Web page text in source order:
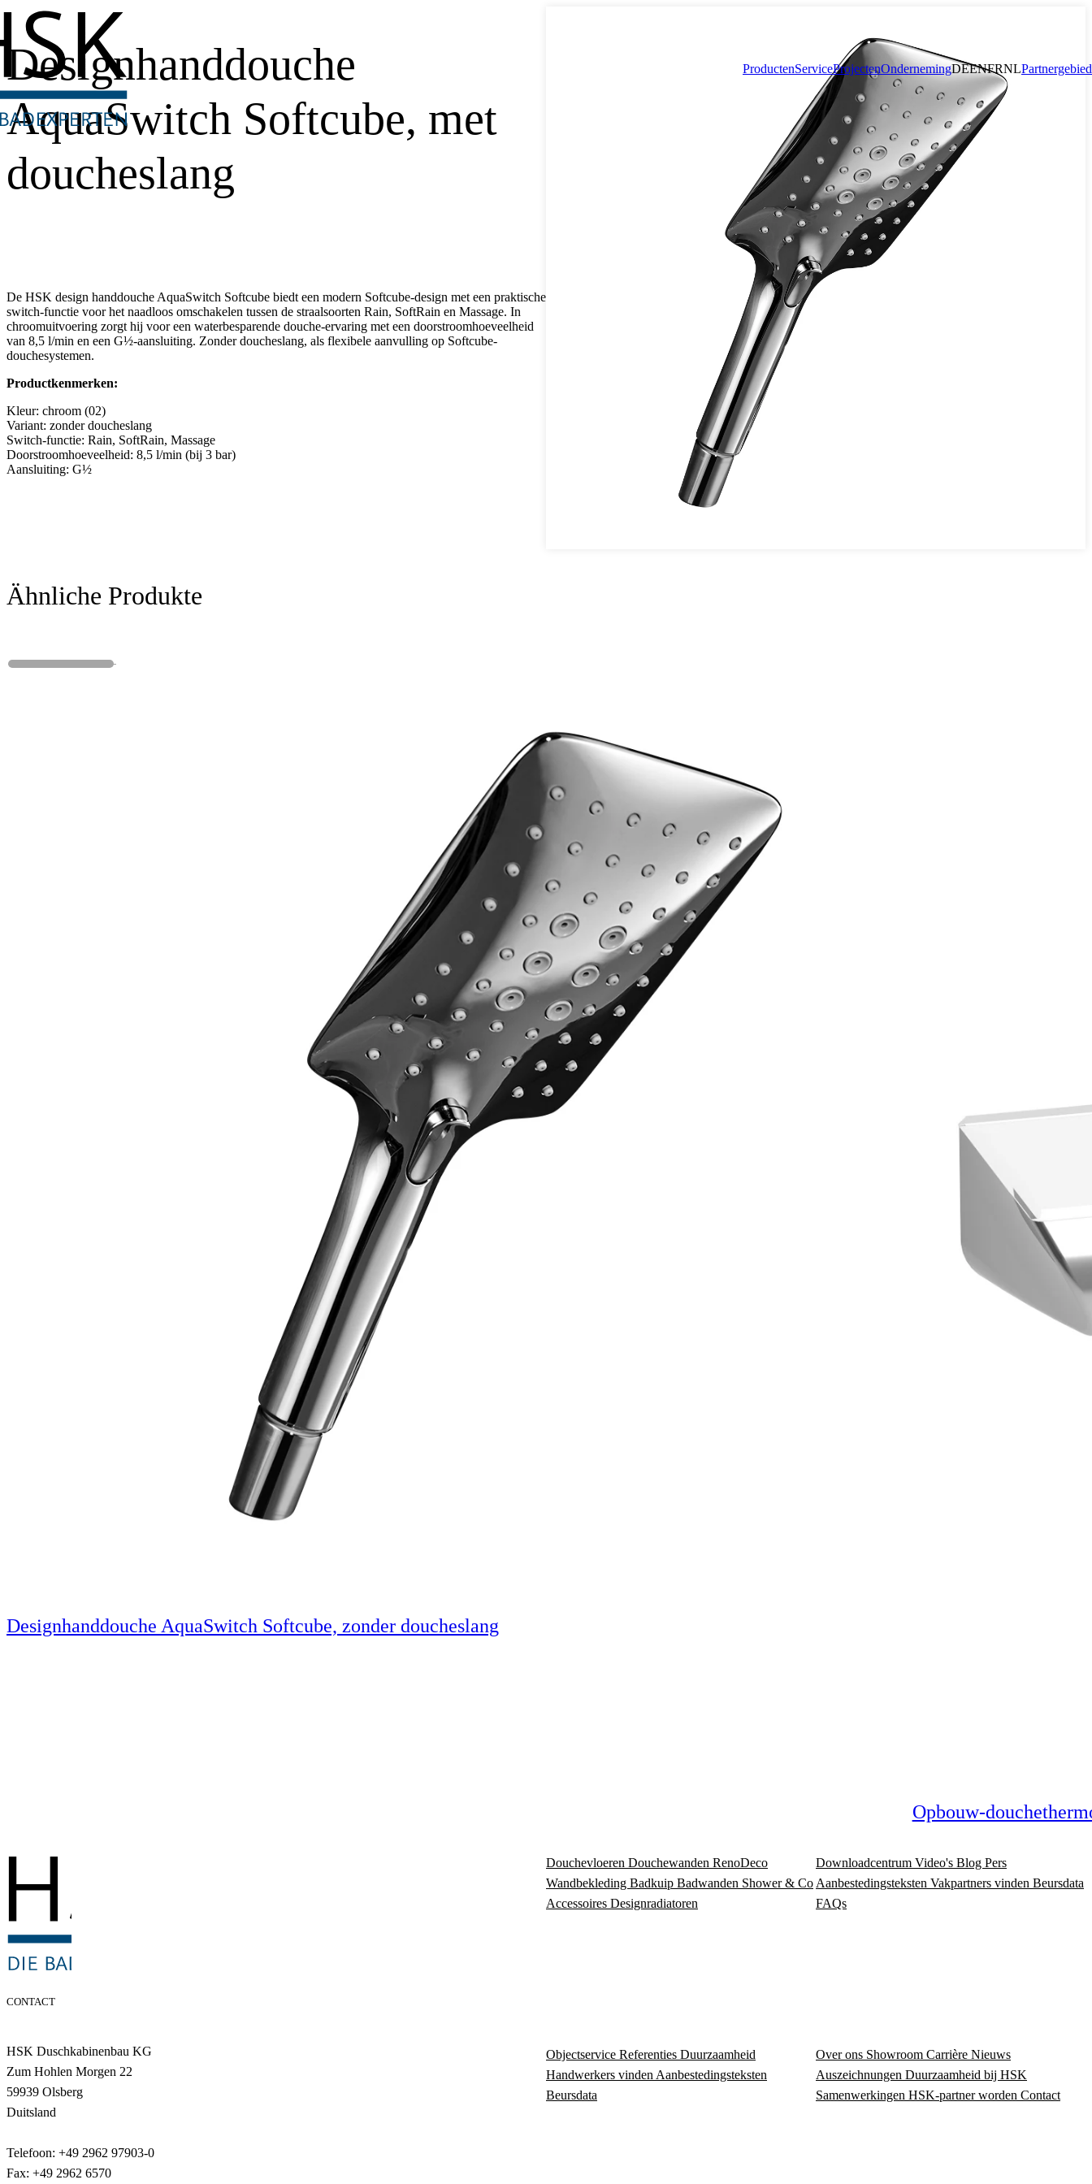
ProductenServiceProjectenOndernemingDEENFRNLPartnergebied
Designhanddouche
AquaSwitch Softcube, met
doucheslang
De HSK design handdouche AquaSwitch Softcube biedt een modern Softcube-design met een praktische
switch-functie voor het naadloos omschakelen tussen de straalsoorten Rain, SoftRain en Massage. In
chroomuitvoering zorgt hij voor een waterbesparende douche-ervaring met een doorstroomhoeveelheid
van 8,5 l/min en een G½-aansluiting. Zonder doucheslang, als flexibele aanvulling op Softcube-
douchesystemen.
Productkenmerken:
Kleur: chroom (02)
Variant: zonder doucheslang
Switch-functie: Rain, SoftRain, Massage
Doorstroomhoeveelheid: 8,5 l/min (bij 3 bar)
Aansluiting: G½
Ähnliche Produkte
Designhanddouche AquaSwitch Softcube, zonder doucheslang
Opbouw-
CONTACT
HSK Duschkabinenbau KG
Zum Hohlen Morgen 22
59939 Olsberg
Duitsland
Telefoon: +49 2962 97903-0
Fax: +49 2962 6570
Douchevloeren Douchewanden RenoDeco
Wandbekleding Badkuip Badwanden Shower & Co
Accessoires Designradiatoren
Downloadcentrum Video's Blog Pers
Aanbestedingsteksten Vakpartners vinden Beursdata
FAQs
Objectservice Referenties Duurzaamheid
Handwerkers vinden Aanbestedingsteksten
Beursdata
Over ons Showroom Carrière Nieuws
Auszeichnungen Duurzaamheid bij HSK
Samenwerkingen HSK-partner worden Contact